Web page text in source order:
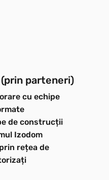
parteneri)
cu echipe
de construcții
Izodom
rețea de